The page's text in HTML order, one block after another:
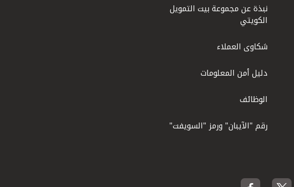
نبذة عن مجموعة بيت التمويل
الكويتي
شكاوى العملاء
دليل أمن المعلومات
الوظائف
رقم "الآيبان" ورمز "السويفت"